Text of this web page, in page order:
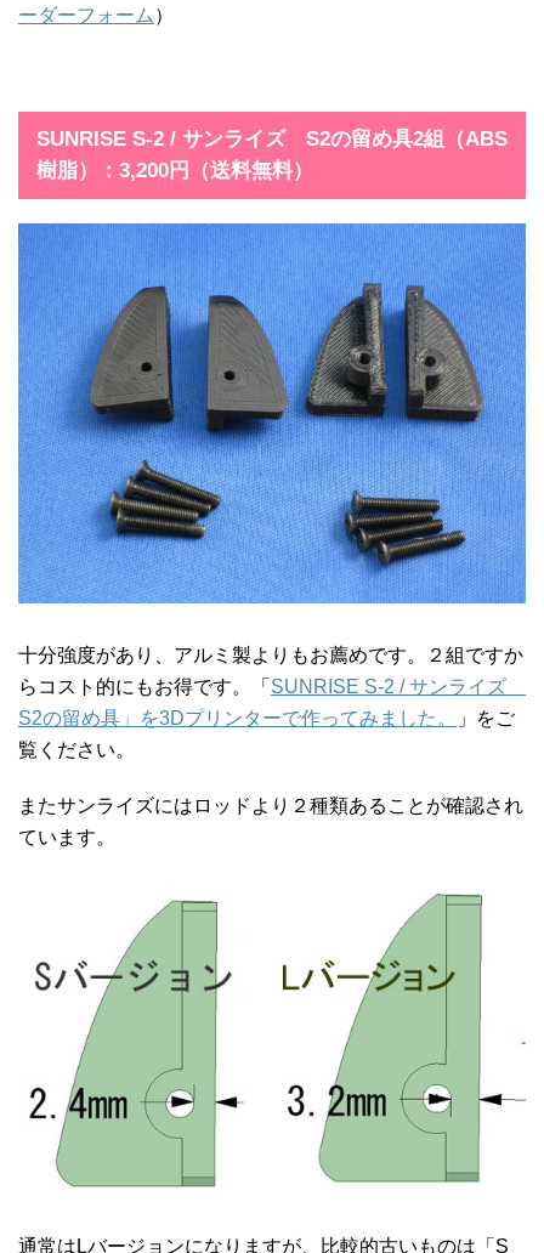
ーダーフォーム ）
SUNRISE S-2 / サンライズ S2の留め具2組（ABS
樹脂）：3,200円（送料無料）
十分強度があり、アルミ製よりもお薦めです。２組ですか
らコスト的にもお得です。「 SUNRISE S-2 / サンライズ
S2の留め具」を3Dプリンターで作ってみました。
」をご
覧ください。
またサンライズにはロッドより２種類あることが確認され
ています。
通常はLバージョンになりますが、比較的古いものは「S